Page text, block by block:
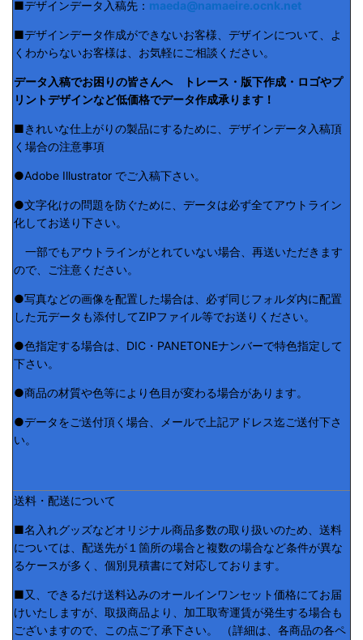
■デザインデータ入稿先： maeda@namaeire.ocnk.net
■デザインデータ作成ができないお客様、デザインについて、よ
くわからないお客様は、お気軽にご相談ください。
データ入稿でお困りの皆さんへ トレース・版下作成・ロゴやプ
リントデザインなど低価格でデータ作成承ります！
■きれいな仕上がりの製品にするために、デザインデータ入稿頂
く場合の注意事項
●Adobe Illustrator でご入稿下さい。
●文字化けの問題を防ぐために、データは必ず全てアウトライン
化してお送り下さい。
一部でもアウトラインがとれていない場合、再送いただきます
ので、ご注意ください。
●写真などの画像を配置した場合は、必ず同じフォルダ内に配置
した元データも添付してZIPファイル等でお送りください。
●色指定する場合は、DIC・PANETONEナンバーで特色指定して
下さい。
●商品の材質や色等により色目が変わる場合があります。
●データをご送付頂く場合、メールで上記アドレス迄ご送付下さ
い。
送料・配送について
■名入れグッズなどオリジナル商品多数の取り扱いのため、送料
については、配送先が１箇所の場合と複数の場合など条件が異な
るケースが多く、個別見積書にて対応しております。
■又、できるだけ送料込みのオールインワンセット価格にてお届
けいたしますが、取扱商品より、加工取寄運賃が発生する場合も
ございますので、この点ご了承下さい。 （詳細は、各商品の各ペ